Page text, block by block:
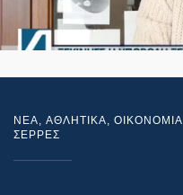
NEA, ΑΘΛΗΤΙΚΑ, ΟΙΚΟΝΟΜΙΑ
ΣΕΡΡΕΣ